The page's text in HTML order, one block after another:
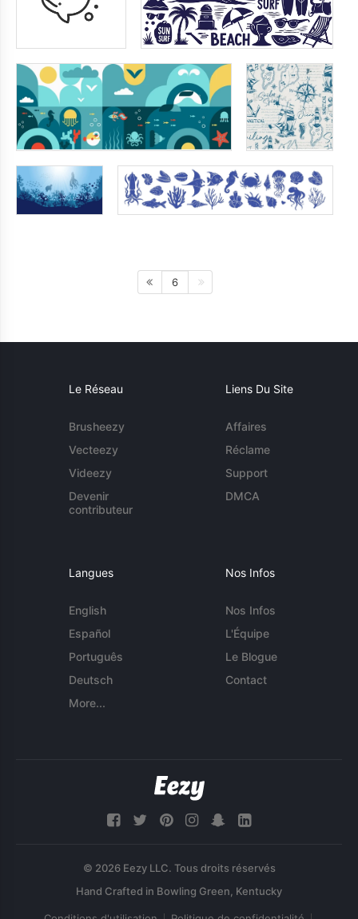
6
Le Réseau
Brusheezy
Vecteezy
Videezy
Devenir
contributeur
Liens Du Site
Affaires
Réclame
Support
DMCA
Langues
English
Español
Português
Deutsch
More...
Nos Infos
Nos Infos
L'Équipe
Le Blogue
Contact
© 2026 Eezy LLC. Tous droits réservés